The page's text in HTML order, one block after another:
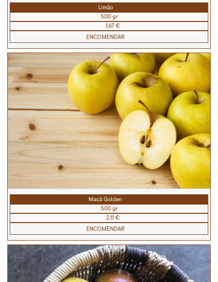
Limão
500 gr
1,67 €
ENCOMENDAR
Maçã Golden
500 gr
2,11 €
ENCOMENDAR